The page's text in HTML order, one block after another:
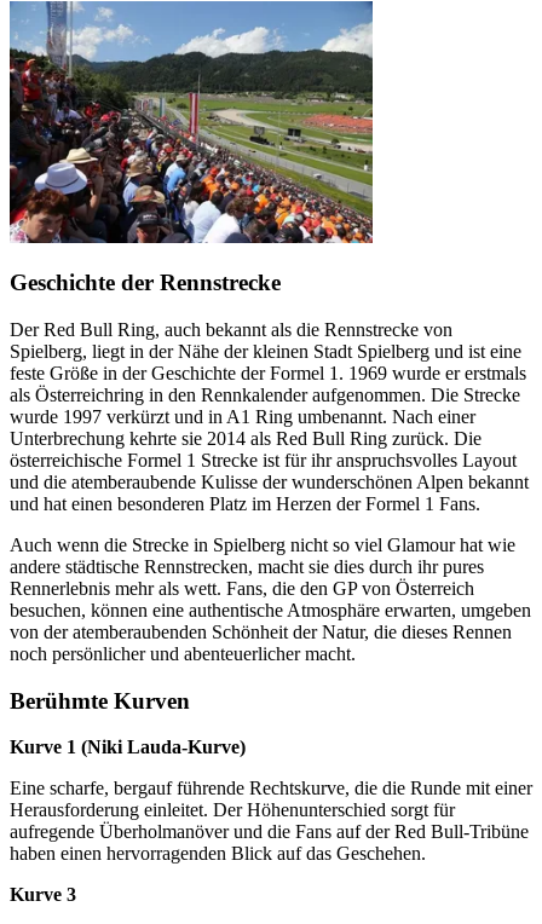
Geschichte der Rennstrecke
Der Red Bull Ring, auch bekannt als die Rennstrecke von
Spielberg, liegt in der Nähe der kleinen Stadt Spielberg und ist eine
feste Größe in der Geschichte der Formel 1. 1969 wurde er erstmals
als Österreichring in den Rennkalender aufgenommen. Die Strecke
wurde 1997 verkürzt und in A1 Ring umbenannt. Nach einer
Unterbrechung kehrte sie 2014 als Red Bull Ring zurück. Die
österreichische Formel 1 Strecke ist für ihr anspruchsvolles Layout
und die atemberaubende Kulisse der wunderschönen Alpen bekannt
und hat einen besonderen Platz im Herzen der Formel 1 Fans.
Auch wenn die Strecke in Spielberg nicht so viel Glamour hat wie
andere städtische Rennstrecken, macht sie dies durch ihr pures
Rennerlebnis mehr als wett. Fans, die den GP von Österreich
besuchen, können eine authentische Atmosphäre erwarten, umgeben
von der atemberaubenden Schönheit der Natur, die dieses Rennen
noch persönlicher und abenteuerlicher macht.
Berühmte Kurven
Kurve 1 (Niki Lauda-Kurve)
Eine scharfe, bergauf führende Rechtskurve, die die Runde mit einer
Herausforderung einleitet. Der Höhenunterschied sorgt für
aufregende Überholmanöver und die Fans auf der Red Bull-Tribüne
haben einen hervorragenden Blick auf das Geschehen.
Kurve 3